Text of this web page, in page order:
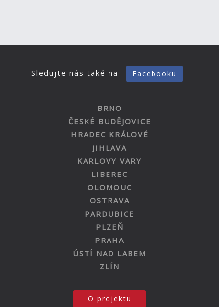
Sledujte nás také na Facebooku
BRNO
ČESKÉ BUDĚJOVICE
HRADEC KRÁLOVÉ
JIHLAVA
KARLOVY VARY
LIBEREC
OLOMOUC
OSTRAVA
PARDUBICE
PLZEŇ
PRAHA
ÚSTÍ NAD LABEM
ZLÍN
O projektu